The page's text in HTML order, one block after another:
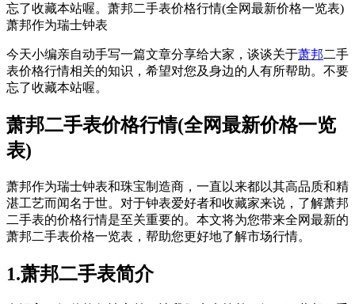
忘了收藏本站喔。萧邦二手表价格行情(全网最新价格一览表)
萧邦作为瑞士钟表
今天小编亲自动手写一篇文章分享给大家，谈谈关于萧邦二手
表价格行情相关的知识，希望对您及身边的人有所帮助。不要
忘了收藏本站喔。
萧邦二手表价格行情(全网最新价格一览
表)
萧邦作为瑞士钟表和珠宝制造商，一直以来都以其高品质和精
湛工艺而闻名于世。对于钟表爱好者和收藏家来说，了解萧邦
二手表的价格行情是至关重要的。本文将为您带来全网最新的
萧邦二手表价格一览表，帮助您更好地了解市场行情。
1.萧邦二手表简介